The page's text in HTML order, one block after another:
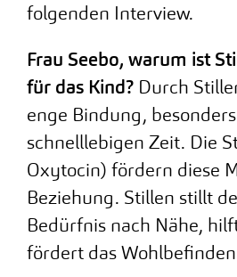
folgenden Interview.
Frau Seebo, warum ist
für das Kind? Durch
enge Bindung,
schnelllebigen Zeit. Die
Oxytocin) fördern diese
Beziehung. Stillen stillt
Bedürfnis nach Nähe,
fördert das